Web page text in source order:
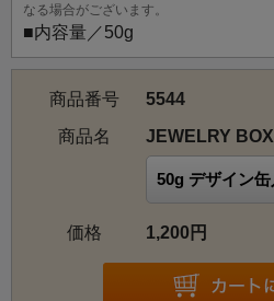
なる場合がございます。
■内容量／50g
商品番号
5544
商品名
JEWELRY BOX
価格 1,200円